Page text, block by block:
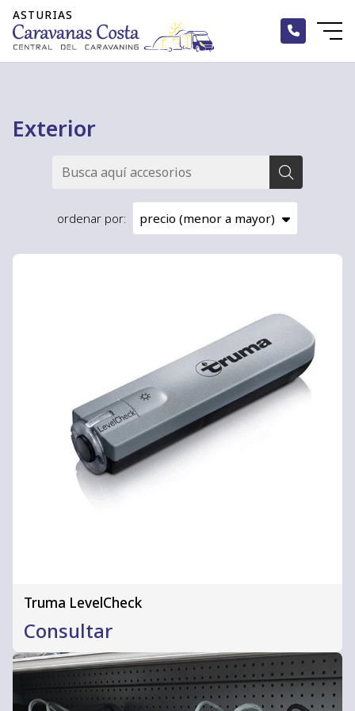
Exterior
ordenar por:
Truma LevelCheck
Consultar